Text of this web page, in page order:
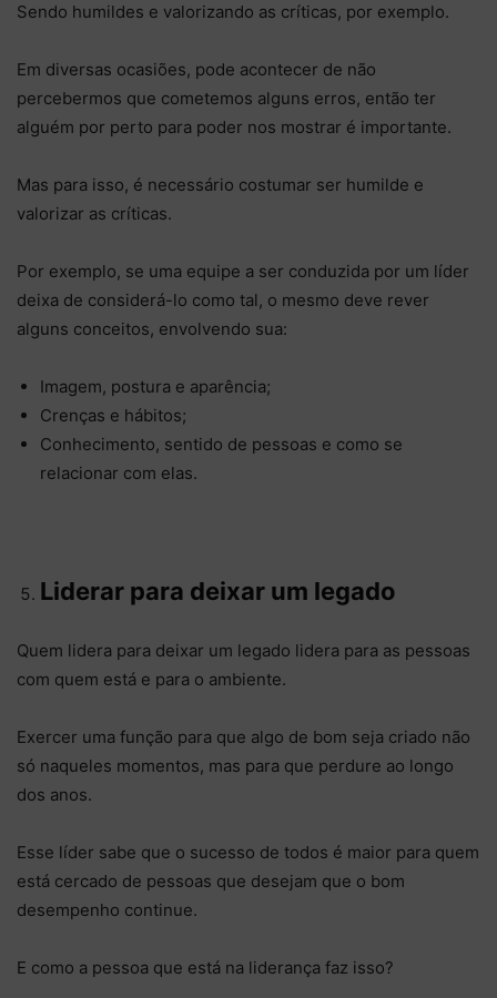
Sendo humildes e valorizando as críticas, por exemplo.
Em diversas ocasiões, pode acontecer de não
percebermos que cometemos alguns erros, então ter
alguém por perto para poder nos mostrar é importante.
Mas para isso, é necessário costumar ser humilde e
valorizar as críticas.
Por exemplo, se uma equipe a ser conduzida por um líder
deixa de considerá-lo como tal, o mesmo deve rever
alguns conceitos, envolvendo sua:
Imagem, postura e aparência;
Crenças e hábitos;
Conhecimento, sentido de pessoas e como se
relacionar com elas.
Liderar para deixar um legado
Quem lidera para deixar um legado lidera para as pessoas
com quem está e para o ambiente.
Exercer uma função para que algo de bom seja criado não
só naqueles momentos, mas para que perdure ao longo
dos anos.
Esse líder sabe que o sucesso de todos é maior para quem
está cercado de pessoas que desejam que o bom
desempenho continue.
E como a pessoa que está na liderança faz isso?